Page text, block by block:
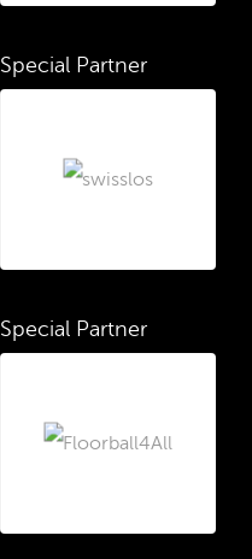
Special Partner
Special Partner